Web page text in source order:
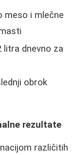
meso i mlečne
litra dnevno za
obrok
rezultate
različitih